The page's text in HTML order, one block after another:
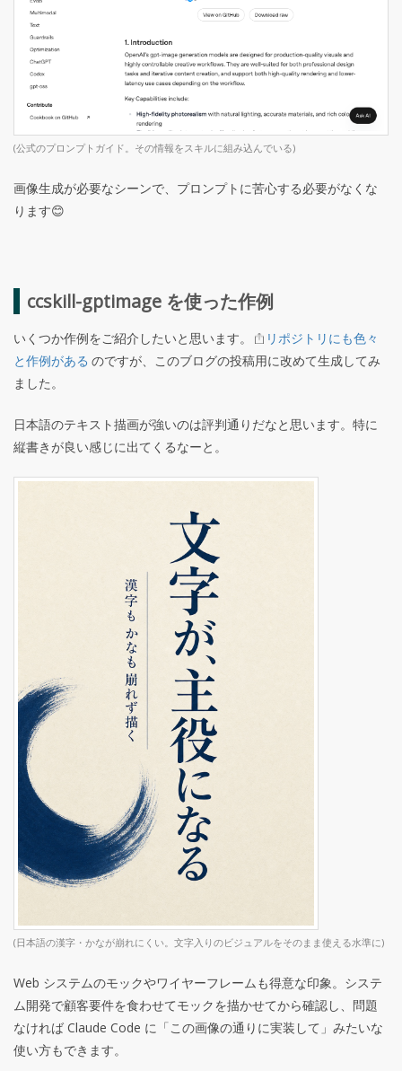
(公式のプロンプトガイド。その情報をスキルに組み込んでいる)
画像生成が必要なシーンで、プロンプトに苦心する必要がなくな
ります😊
ccskill-gptimage を使った作例
いくつか作例をご紹介したいと思います。
リポジトリにも色々
と作例がある のですが、このブログの投稿用に改めて生成してみ
ました。
日本語のテキスト描画が強いのは評判通りだなと思います。特に
縦書きが良い感じに出てくるなーと。
(日本語の漢字・かなが崩れにくい。文字入りのビジュアルをそのまま使える水準に)
Web システムのモックやワイヤーフレームも得意な印象。システ
ム開発で顧客要件を食わせてモックを描かせてから確認し、問題
なければ Claude Code に「この画像の通りに実装して」みたいな
使い方もできます。